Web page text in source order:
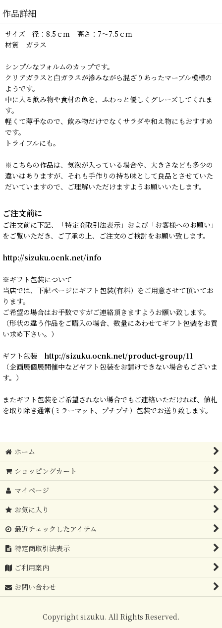
作品詳細
サイズ 径：8.5ｃｍ 高さ：7〜7.5ｃｍ
材質 ガラス
シンプルなフォルムのカップです。
クリアガラスと白ガラスが滲みながら混ざりあったマーブル模様の
ようです。
中に入る飲み物や食材の色を、ふわっと優しくグレーズしてくれま
す。
軽くて薄手なので、飲み物だけでなくサラダや和え物にもおすすめ
です。
トライフルにも。
※こちらの作品は、気泡が入っている場合や、大きさなども多少の
違いはありますが、それも手作りの持ち味として良品とさせていた
だいていますので、ご理解いただけますようお願いいたします。
ご注文前に
ご注文前に下記、「特定商取引法表示」および「お客様へのお願い」
をご覧いただき、ご了承の上、ご注文のご検討をお願い致します。
http://sizuku.ocnk.net/info
※ギフト包装について
当店では、下記ページにギフト包装(有料）をご用意させて頂いてお
ります。
ご希望の場合はお手数ですがご連絡頂きますようお願い致します。
（形状の違う作品をご購入の場合、数量にあわせてギフト包装をお買
い求め下さい。）
ギフト包装 http://sizuku.ocnk.net/product-group/11
（企画展個展開催中などギフト包装をお請けできない場合もございま
す。）
またギフト包装をご希望されない場合でもご連絡いただければ、値札
を取り除き通常(ミラーマット、プチプチ）包装でお送り致します。
ホーム
ショッピングカート
マイページ
お気に入り
最近チェックしたアイテム
特定商取引法表示
ご利用案内
お問い合わせ
Copyright sizuku. All Rights Reserved.